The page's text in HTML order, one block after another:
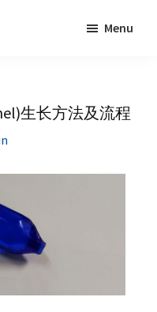
Menu
生长方法及流程